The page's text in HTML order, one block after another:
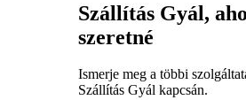
Szállítás Gyál,
szeretné
Ismerje meg a többi
Szállítás Gyál kapcsán.